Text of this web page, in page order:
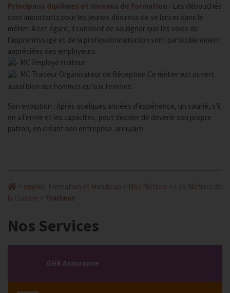
Principaux diplômes et niveaux de formation : Les débouchés
sont importants pour les jeunes désireux de se lancer dans le
métier. A cet égard, il convient de souligner que les voies de
l’apprentissage et de la professionnalisation sont particulièrement
appréciées des employeurs.
MC Employé traiteur
MC Traiteur Organisateur de Réception Ce métier est ouvert
aussi bien aux hommes qu’aux femmes.
Son évolution : Après quelques années d’expérience, un salarié, s’il
en a l’envie et les capacités, peut décider de devenir son propre
patron, en créant son entreprise. annuaire
> Emploi, Formation et Handicap > Nos Métiers > Les Métiers de
la Cuisine > Traiteur
Nos Services
GHR Assurance